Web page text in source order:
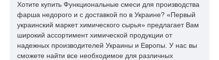
реалии отечественных производств и качество украинского
сырья. Для производства фарша с последующим
охлаждением мы прелагаем эффективный препарат
ПРОТТЕКТ 03, который надежно связывает влагу, эмитирует
рваную структуру фарша, участвует в эмульгировании
Хотите купить Функциональные смеси для производства
фарша недорого и с доставкой по в Украине? «Первый
украинский маркет химического сырья» предлагает Вам
широкий ассортимент химической продукции от
надежных производителей Украины и Европы. У нас вы
сможете найти все необходимое для различных